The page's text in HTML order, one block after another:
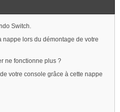
Switch.
lors du démontage de votre
ne fonctionne plus ?
votre console grâce à cette nappe